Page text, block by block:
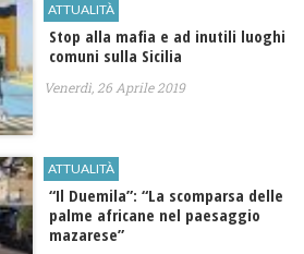
ATTUALITÀ
Stop alla mafia e ad inutili luoghi
comuni sulla Sicilia
Venerdì, 26 Aprile 2019
ATTUALITÀ
“Il Duemila”: “La scomparsa delle
palme africane nel paesaggio
mazarese”